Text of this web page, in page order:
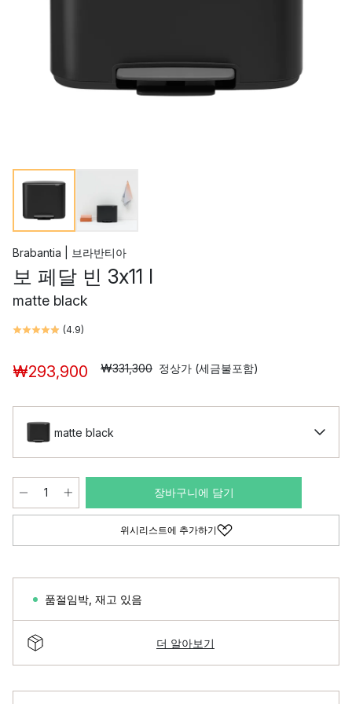
Brabantia | 브라반티아
보 페달 빈 3x11 l
matte black
(4.9)
₩293,900 ₩331,300 정상가 (세금불포함)
matte black
장바구니에 담기
위시리스트에 추가하기
품절임박 재고 있음
더 알아보기